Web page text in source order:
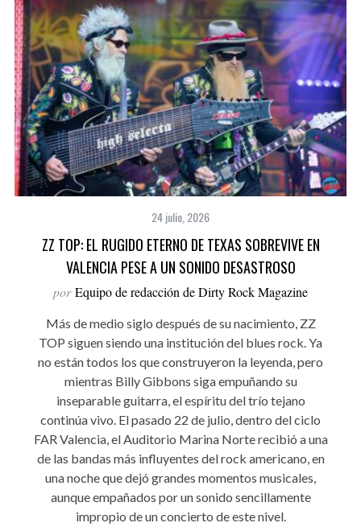
24 julio, 2026
ZZ TOP: EL RUGIDO ETERNO DE TEXAS SOBREVIVE EN
VALENCIA PESE A UN SONIDO DESASTROSO
por Equipo de redacción de Dirty Rock Magazine
Más de medio siglo después de su nacimiento, ZZ
TOP siguen siendo una institución del blues rock. Ya
no están todos los que construyeron la leyenda, pero
mientras Billy Gibbons siga empuñando su
inseparable guitarra, el espíritu del trío tejano
continúa vivo. El pasado 22 de julio, dentro del ciclo
FAR Valencia, el Auditorio Marina Norte recibió a una
de las bandas más influyentes del rock americano, en
una noche que dejó grandes momentos musicales,
aunque empañados por un sonido sencillamente
impropio de un concierto de este nivel.